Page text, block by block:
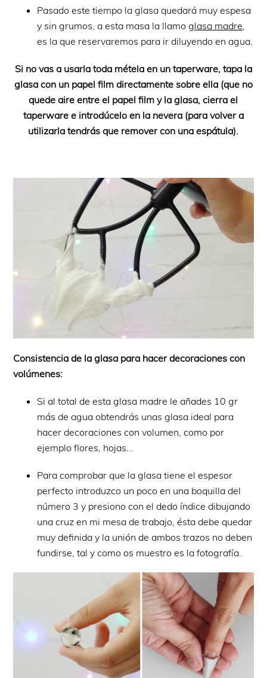
Pasado este tiempo la glasa quedará muy espesa
y sin grumos, a esta masa la llamoglasa madre,
es la que reservaremos para ir diluyendo en agua.
Si no vas a usarla toda métela en un taperware, tapa la
glasa con un papel film directamente sobre ella (que no
quede aire entre el papel film y la glasa, cierra el
taperware e introdúcelo en la nevera (para volver a
utilizarla tendrás que remover con una espátula).
Consistencia de la glasa para hacer decoraciones con
volúmenes:
Si al total de esta glasa madre le añades 10 gr
más de agua obtendrás unas glasa ideal para
hacer decoraciones con volumen, como por
ejemplo flores, hojas...
Para comprobar que la glasa tiene el espesor
perfecto introduzco un poco en una boquilla del
número 3 y presiono con el dedo índice dibujando
una cruz en mi mesa de trabajo, ésta debe quedar
muy definida y la unión de ambos trazos no deben
fundirse, tal y como os muestro es la fotografía.